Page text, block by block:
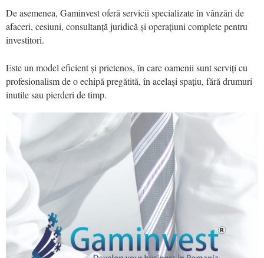
De asemenea, Gaminvest oferă servicii specializate în vânzări de
afaceri, cesiuni, consultanță juridică și operațiuni complete pentru
investitori.
Este un model eficient și prietenos, în care oamenii sunt serviți cu
profesionalism de o echipă pregătită, în același spațiu, fără drumuri
inutile sau pierderi de timp.